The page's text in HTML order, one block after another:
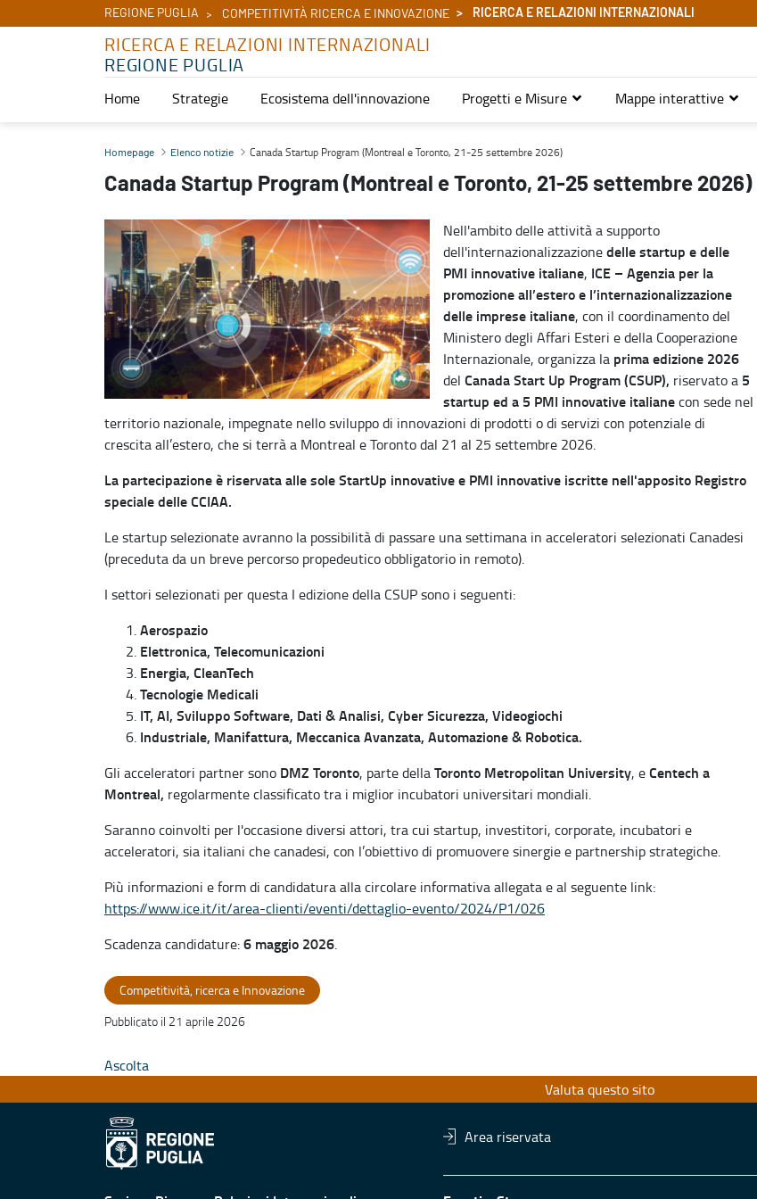
REGIONE PUGLIA COMPETITIVITÀ RICERCA E INNOVAZIONE RICERCA E RELAZIONI INTERNAZIONALI
RICERCA E RELAZIONI INTERNAZIONALI
REGIONE PUGLIA
Home Strategie Ecosistema dell'innovazione Progetti e Misure Mappe interattive
Canada Startup Program (Montreal e Toronto, 21-25 settembre 2026) - Ricerca e relazioni internazionali
Homepage Elenco notizie Canada Startup Program (Montreal e Toronto, 21-25 settembre 2026)
Canada Startup Program (Montreal e Toronto, 21-25 settembre 2026)
Nell'ambito delle attività a supporto
dell'internazionalizzazionedelle startup e delle
PMI innovative italiane, ICE – Agenzia per la
promozione all’estero e l’internazionalizzazione
delle imprese italiane, con il coordinamento del
Ministero degli Affari Esteri e della Cooperazione
Internazionale, organizza la primaedizione 2026
del Canada Start Up Program (CSUP), riservato a 5
startup ed a 5 PMI innovative italianecon sede nel
territorio nazionale, impegnate nello sviluppo di innovazioni di prodotti o di servizi con potenziale di
crescita all’estero, che si terrà a Montreal e Toronto dal 21 al 25 settembre 2026.
La partecipazione è riservata alle sole StartUp innovative e PMI innovative iscritte nell'apposito Registro
speciale delle CCIAA.
Le startup selezionate avranno la possibilità di passare una settimana in acceleratori selezionati Canadesi
(preceduta da un breve percorso propedeutico obbligatorio in remoto).
I settori selezionati per questa I edizione della CSUP sono i seguenti:
Aerospazio
Elettronica, Telecomunicazioni
Energia, CleanTech
Tecnologie Medicali
IT, AI, Sviluppo Software, Dati & Analisi, Cyber Sicurezza, Videogiochi
Industriale, Manifattura, Meccanica Avanzata, Automazione & Robotica.
Gli acceleratori partner sono DMZ Toronto, parte dellaToronto Metropolitan University, eCentech a
Montreal, regolarmente classificato tra i miglior incubatori universitari mondiali.
Saranno coinvolti per l'occasione diversi attori, tra cui startup, investitori, corporate, incubatori e
acceleratori, sia italiani che canadesi, con l’obiettivo di promuovere sinergie e partnership strategiche.
Più informazioni e form di candidatura alla circolare informativa allegata e al seguente link:
https://www.ice.it/it/area-clienti/eventi/dettaglio-evento/2024/P1/026
Scadenza candidature:6 maggio 2026.
Competitività, ricerca e Innovazione
Pubblicato il 21 aprile 2026
Ascolta
Valuta questo sito
Area riservata